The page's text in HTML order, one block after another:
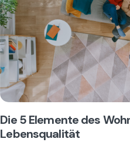
Die 5 Elemente des
Lebensqualität